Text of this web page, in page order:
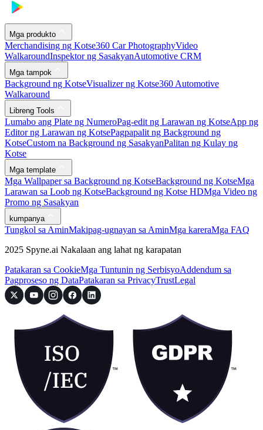
Mga produkto
Merchandising ng Kotse360 Car PhotographyVideo
WalkaroundInspektor ng SasakyanAutomotive CRM
Mga tampok
Background ng KotseVisualizer ng Kotse360 Automotive
Walkaround
Libreng Tools
Lumabo ang Plate ng NumeroPag-edit ng Larawan ng KotseApp ng
Editor ng Larawan ng KotsePagpapalit ng Background ng
KotseCustom na Background ng SasakyanPalitan ng Kulay ng
Kotse
Mga template
Mga Wallpaper sa Background ng KotseBackground ng KotseMga
Larawan sa Loob ng KotseBackground ng Kotse HDMga Video ng
Promo ng Sasakyan
kumpanya
Tungkol sa AminMakipag-ugnayan sa AminMga kareraMga FAQ
2025 Spyne.ai Nakalaan ang lahat ng karapatan
Patakaran sa CookieMga Tuntunin ng SerbisyoAddendum sa
Pagproseso ng DataPatakaran sa PrivacyTrustLegal